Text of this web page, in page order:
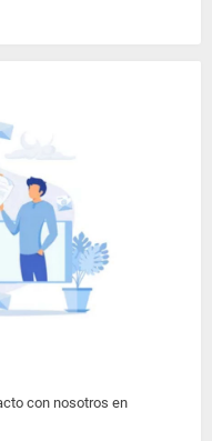
con nosotros en